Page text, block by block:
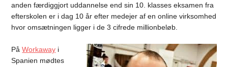
anden færdiggjort uddannelse end sin 10. klasses eksamen fra
efterskolen er i dag 10 år efter medejer af en online virksomhed
hvor omsætningen ligger i de 3 cifrede millionbeløb.
PåWorkaway i
Spanien mødtes